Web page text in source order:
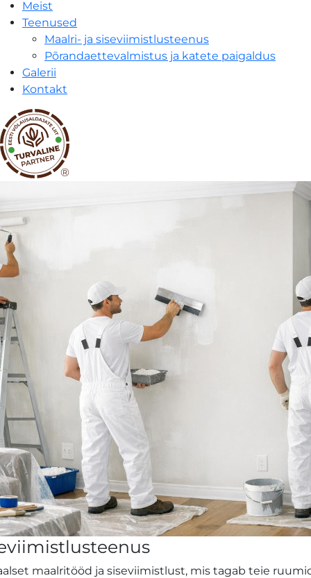
Meist
Teenused
Maalri- ja siseviimistlusteenus
Põrandaettevalmistus ja katete paigaldus
Galerii
Kontakt
®
ja
siseviimistlusteenus
|
RATO
PÕRANDAD
OÜ
maalritööd ja siseviimistlust, mis tagab teie